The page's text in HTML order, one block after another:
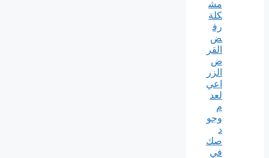
مش
كلة
رف
ض
القر
ض
الزر
اعي
لعد
م
وجو
د
صك
في